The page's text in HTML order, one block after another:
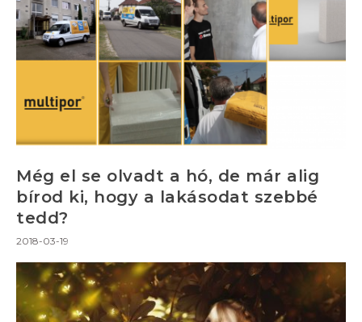
Még el se olvadt a hó, de már alig
bírod ki, hogy a lakásodat szebbé
tedd?
2018-03-19